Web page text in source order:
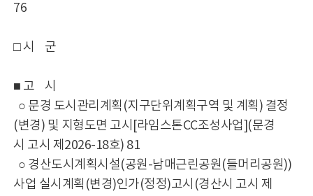
76
□ 시 군
■ 고 시
○ 문경 도시관리계획(지구단위계획구역 및 계획) 결정
(변경) 및 지형도면 고시[라임스톤CC조성사업](문경
시 고시 제2026-18호) 81
○ 경산도시계획시설(공원-남매근린공원(들머리공원))
사업 실시계획(변경)인가(정정)고시(경산시 고시 제